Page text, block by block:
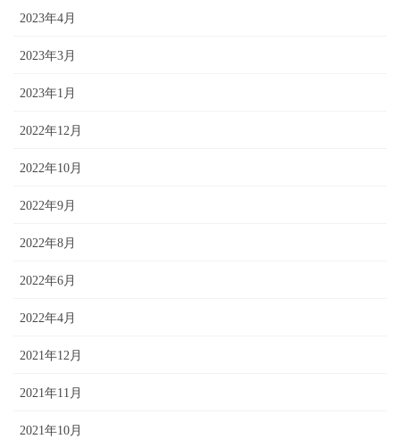
2023年4月
2023年3月
2023年1月
2022年12月
2022年10月
2022年9月
2022年8月
2022年6月
2022年4月
2021年12月
2021年11月
2021年10月